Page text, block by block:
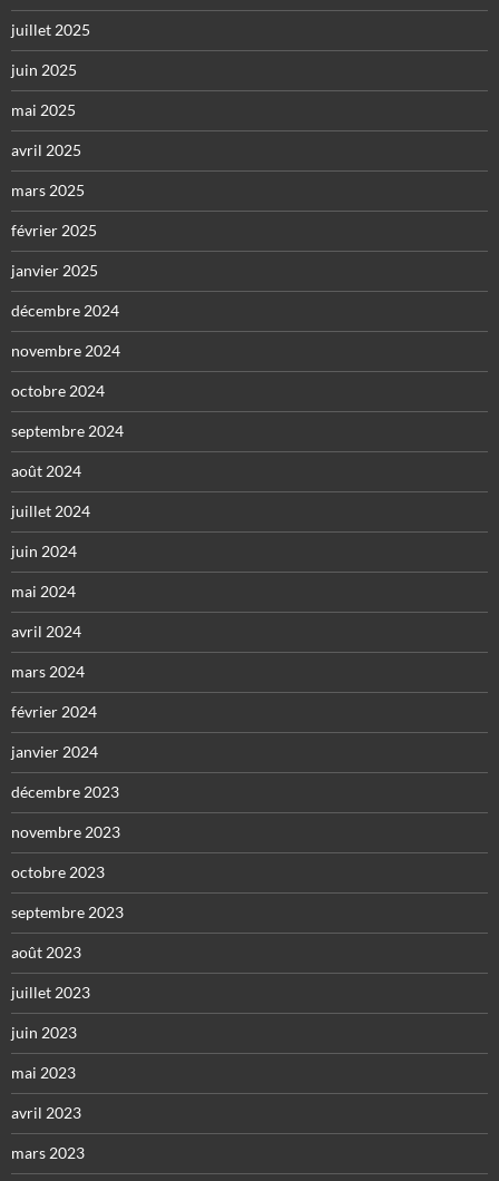
juillet 2025
juin 2025
mai 2025
avril 2025
mars 2025
février 2025
janvier 2025
décembre 2024
novembre 2024
octobre 2024
septembre 2024
août 2024
juillet 2024
juin 2024
mai 2024
avril 2024
mars 2024
février 2024
janvier 2024
décembre 2023
novembre 2023
octobre 2023
septembre 2023
août 2023
juillet 2023
juin 2023
mai 2023
avril 2023
mars 2023